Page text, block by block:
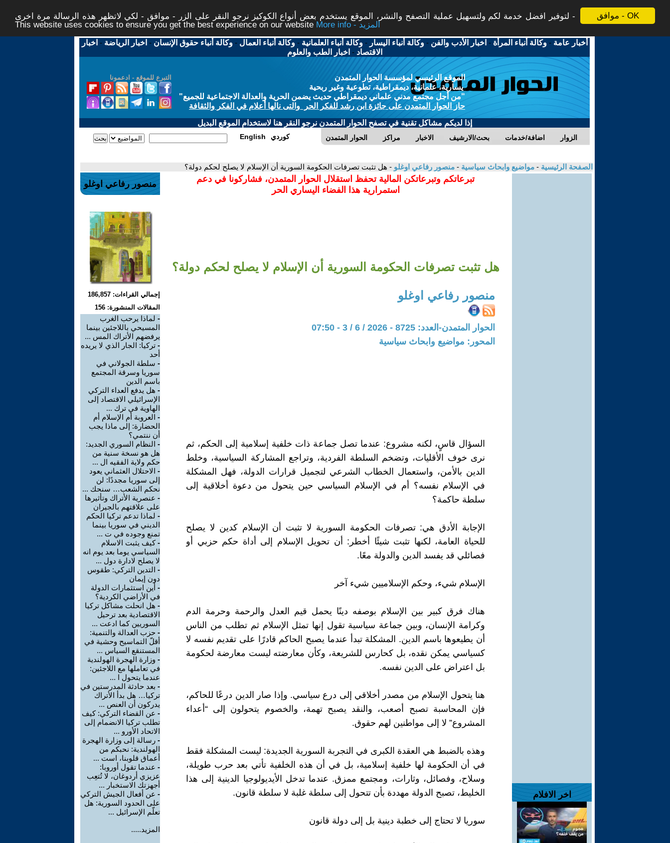
موافق - OK
لتوفير افضل خدمة لكم ولتسهيل عملية التصفح والنشر، الموقع يستخدم بعض أنواع الكوكيز نرجو النقر على الزر - موافق - لكي لاتظهر هذه الرسالة مرة اخرى -
This website uses cookies to ensure you get the best experience on our website
More info - المزيد
أخبار عامة -وكالة أنباء المرأة - اخبار الأدب والفن -وكالة أنباء اليسار -وكالة أنباء العلمانية -وكالة أنباء العمال -وكالة أنباء حقوق الإنسان - اخبار الرياضة - اخبار
الاقتصاد - اخبار الطب والعلوم
التبرع للموقع - ادعمونا
الموقع الرئيسي لمؤسسة الحوار المتمدن
يسارية، علمانية، ديمقراطية، تطوعية وغير ربحية
"من أجل مجتمع مدني علماني ديمقراطي حديث يضمن الحرية والعدالة الاجتماعية للجميع"
حاز الحوار المتمدن على جائزة ابن رشد للفكر الحر والتى نالها أعلام في الفكر والثقافة
إذا لديكم مشاكل تقنية في تصفح الحوار المتمدن نرجو النقر هنا لاستخدام الموقع البديل
الحوار المتمدن مراكز الاخبار بحث/الارشيف اضافة/خدمات الزوار English كوردي
الصفحة الرئيسية - مواضيع وابحاث سياسية - منصور رفاعي اوغلو - هل تثبت تصرفات الحكومة السورية أن الإسلام لا يصلح لحكم دولة؟
اخر الافلام
تبرعاتكم وتبرعاتكن المالية تحفظ استقلال الحوار المتمدن، فشاركونا في دعم
استمرارية هذا الفضاء اليساري الحر
هل تثبت تصرفات الحكومة السورية أن الإسلام لا يصلح لحكم دولة؟
منصور رفاعي اوغلو
الحوار المتمدن-العدد: 8725 - 2026 / 6 / 3 - 07:50
المحور: مواضيع وابحاث سياسية
السؤال قاسٍ، لكنه مشروع: عندما تصل جماعة ذات خلفية إسلامية إلى الحكم، ثم
نرى خوف الأقليات، وتضخم السلطة الفردية، وتراجع المشاركة السياسية، وخلط
الدين بالأمن، واستعمال الخطاب الشرعي لتجميل قرارات الدولة، فهل المشكلة
في الإسلام نفسه؟ أم في الإسلام السياسي حين يتحول من دعوة أخلاقية إلى
سلطة حاكمة؟
الإجابة الأدق هي: تصرفات الحكومة السورية لا تثبت أن الإسلام كدين لا يصلح
للحياة العامة، لكنها تثبت شيئًا أخطر: أن تحويل الإسلام إلى أداة حكم حزبي أو
فصائلي قد يفسد الدين والدولة معًا.
الإسلام شيء، وحكم الإسلاميين شيء آخر
هناك فرق كبير بين الإسلام بوصفه دينًا يحمل قيم العدل والرحمة وحرمة الدم
وكرامة الإنسان، وبين جماعة سياسية تقول إنها تمثل الإسلام ثم تطلب من الناس
أن يطيعوها باسم الدين. المشكلة تبدأ عندما يصبح الحاكم قادرًا على تقديم نفسه لا
كسياسي يمكن نقده، بل كحارس للشريعة، وكأن معارضته ليست معارضة لحكومة
بل اعتراض على الدين نفسه.
هنا يتحول الإسلام من مصدر أخلاقي إلى درع سياسي. وإذا صار الدين درعًا للحاكم،
فإن المحاسبة تصبح أصعب، والنقد يصبح تهمة، والخصوم يتحولون إلى “أعداء
المشروع” لا إلى مواطنين لهم حقوق.
وهذه بالضبط هي العقدة الكبرى في التجربة السورية الجديدة: ليست المشكلة فقط
في أن الحكومة لها خلفية إسلامية، بل في أن هذه الخلفية تأتي بعد حرب طويلة،
وسلاح، وفصائل، وثارات، ومجتمع ممزق. عندما تدخل الأيديولوجيا الدينية إلى هذا
الخليط، تصبح الدولة مهددة بأن تتحول إلى سلطة غلبة لا سلطة قانون.
سوريا لا تحتاج إلى خطبة دينية بل إلى دولة قانون
منصور رفاعي اوغلو
إجمالي القراءات: 186,857
المقالات المنشورة: 156
- لماذا يرحب الغرب
المسيحي باللاجئين بينما
يرفضهم الأتراك المس ...
- تركيا: الجار الذي لا يريده
أحد
- سلطة الجولاني في
سوريا وسرقة المجتمع
باسم الدين
- هل يدفع العداء التركي
الإسرائيلي الاقتصاد إلى
الهاوية في ترك ...
- العروبة أم الإسلام أم
الحضارة: إلى ماذا يجب
أن ننتمي؟
- النظام السوري الجديد:
هل هو نسخة سنية من
حكم ولاية الفقيه ال ...
- الاحتلال العثماني يعود
إلى سوريا مجددًا: لن
نحكم الشعب… سنحك ...
- عنصرية الأتراك وتأثيرها
على علاقتهم بالجيران
- لماذا تدعم تركيا الحكم
الديني في سوريا بينما
تمنع وجوده في ت ...
-كيف يثبت الاسلام
السياسي يوما بعد يوم انه
لا يصلح لادارة دول ...
- التدين التركي: طقوس
دون إيمان
- أين استثمارات الدولة
في الأراضي الكردية؟
- هل انحلت مشاكل تركيا
الاقتصادية بعد ترحيل
السوريين كما ادعت ...
- حزب العدالة والتنمية:
أقلّ التماسيح وحشية في
المستنقع السياس ...
- وزارة الهجرة الهولندية
في تعاملها مع اللاجئين:
عندما يتحول ا ...
- بعد حادثة المدرستين في
تركيا… هل بدأ الأتراك
يدركون أن العنص ...
- عن القضاء التركي: كيف
تطلب تركيا الانضمام إلى
الاتحاد الأورو ...
- رسالة إلى وزارة الهجرة
الهولندية: نحبكم من
أعماق قلوبنا، است ...
- عندما تقول أوروبا:
عزيزي أردوغان، لا تُتعِب
أجهزتك الاستخبار ...
- عن أفعال الجيش التركي
على الحدود السورية: هل
تعلّم الإسرائيل ...
المزيد.....